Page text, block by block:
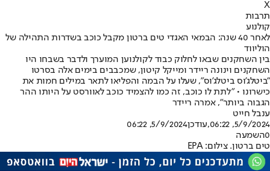
X
תרבות
קולנוע
לאחר 40 שנה: הבמאי האגדי טים ברטון מקבל כוכב בשדרות התהילה של
הוליווד
בין השחקנים שבאו לחלוק כבוד לקולנוען המוערך ולדבר בשבחו היו
השחקנים וינונה ריידר ומייקל קיטון, שמכבבים בימים אלה בסרטו
"ביטלג'וס ביטלג'וס", שעלו על הבמה והפליאו לתאר במילים חמות את
כישרונו • "לתת לו כוכב, זה כמו להצמיד כוכב לאוורסט על היותו ההר
הגבוה ביותר", אמרה ריידר
ענבל חייט
5/9/2024, 06:22
,עודכן5/9/2024, 06:22
0השמעה
טים ברטון. צילום: EPA